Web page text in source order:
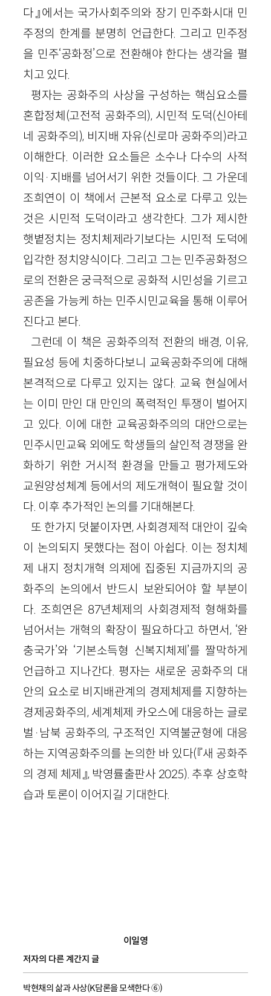
다』에서는 국가사회주의와 장기 민주화시대 민
주정의 한계를 분명히 언급한다. 그리고 민주정
을 민주‘공화정’으로 전환해야 한다는 생각을 펼
치고 있다.
평자는 공화주의 사상을 구성하는 핵심요소를
혼합정체(고전적 공화주의), 시민적 도덕(신아테
네 공화주의), 비지배 자유(신로마 공화주의)라고
이해한다. 이러한 요소들은 소수나 다수의 사적
이익·지배를 넘어서기 위한 것들이다. 그 가운데
조희연이 이 책에서 근본적 요소로 다루고 있는
것은 시민적 도덕이라고 생각한다. 그가 제시한
햇볕정치는 정치체제라기보다는 시민적 도덕에
입각한 정치양식이다. 그리고 그는 민주공화정으
로의 전환은 궁극적으로 공화적 시민성을 기르고
공존을 가능케 하는 민주시민교육을 통해 이루어
진다고 본다.
그런데 이 책은 공화주의적 전환의 배경, 이유,
필요성 등에 치중하다보니 교육공화주의에 대해
본격적으로 다루고 있지는 않다. 교육 현실에서
는 이미 만인 대 만인의 폭력적인 투쟁이 벌어지
고 있다. 이에 대한 교육공화주의의 대안으로는
민주시민교육 외에도 학생들의 살인적 경쟁을 완
화하기 위한 거시적 환경을 만들고 평가제도와
교원양성체계 등에서의 제도개혁이 필요할 것이
다. 이후 추가적인 논의를 기대해본다.
또 한가지 덧붙이자면, 사회경제적 대안이 깊숙
이 논의되지 못했다는 점이 아쉽다. 이는 정치체
제 내지 정치개혁 의제에 집중된 지금까지의 공
화주의 논의에서 반드시 보완되어야 할 부분이
다. 조희연은 87년체제의 사회경제적 형해화를
넘어서는 개혁의 확장이 필요하다고 하면서, ‘완
충국가’와 ‘기본소득형 신복지체제’를 짤막하게
언급하고 지나간다. 평자는 새로운 공화주의 대
안의 요소로 비지배관계의 경제체제를 지향하는
경제공화주의, 세계체제 카오스에 대응하는 글로
벌·남북 공화주의, 구조적인 지역불균형에 대응
하는 지역공화주의를 논의한 바 있다(『새 공화주
의 경제 체제』, 박영률출판사 2025). 추후 상호학
습과 토론이 이어지길 기대한다.
이일영
저자의 다른 계간지 글
박현채의 삶과 사상(K담론을 모색한다 ⑥)